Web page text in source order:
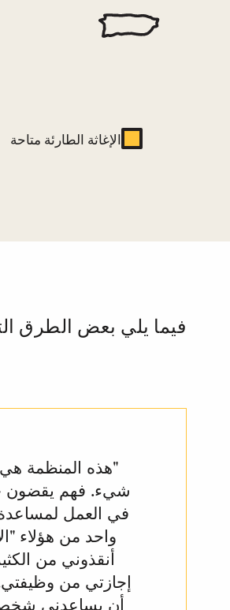
الإغاثة الطارئة متاحة
فيما يلي بعض الطرق
"هذه المنظمة
شيء. فهم يقضون
في العمل لمساعدة
واحد من هؤلاء
أنقذوني من
إجازتي من
أن يساعدني